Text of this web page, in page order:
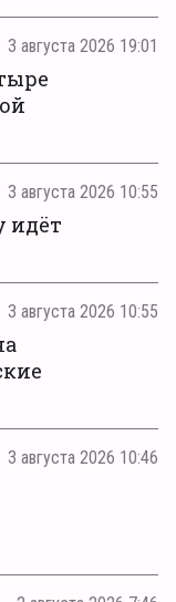
3 августа 2026 19:01
3 августа 2026 10:55
идёт
3 августа 2026 10:55
3 августа 2026 10:46